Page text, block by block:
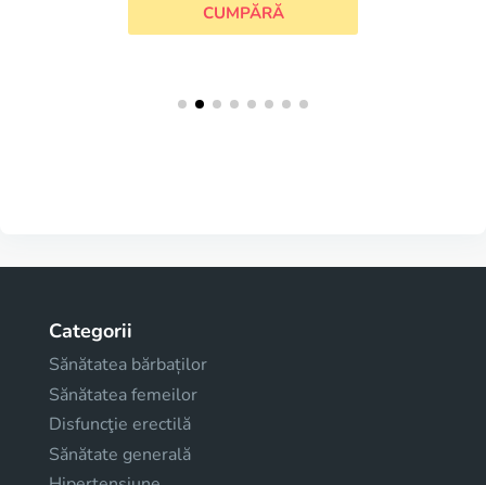
CUMPĂRĂ
Categorii
Sănătatea bărbaților
Sănătatea femeilor
Disfuncţie erectilă
Sănătate generală